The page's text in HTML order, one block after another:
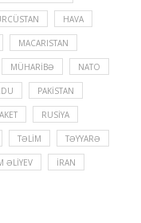
HAVA
MACARISTAN
MÜHARIBƏ NATO
PAKISTAN
RUSIYA
TƏLIM TƏYYARƏ
ƏLIYEV İRAN